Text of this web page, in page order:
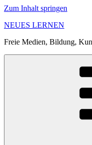
Zum Inhalt springen
NEUES LERNEN
Freie Medien, Bildung,